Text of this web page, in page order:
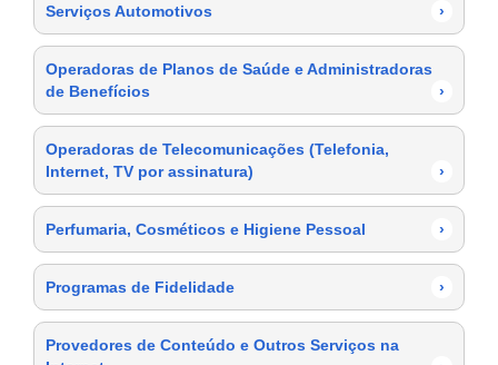
Serviços Automotivos
›
Operadoras de Planos de Saúde e Administradoras
de Benefícios
›
Operadoras de Telecomunicações (Telefonia,
Internet, TV por assinatura)
›
Perfumaria, Cosméticos e Higiene Pessoal ›
Programas de Fidelidade ›
Provedores de Conteúdo e Outros Serviços na